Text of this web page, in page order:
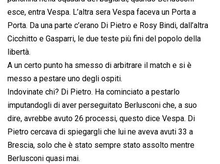
esce, entra Vespa. L’altra sera Vespa faceva un Porta a
Porta. Da una parte c’erano Di Pietro e Rosy Bindi, dall’altra
Cicchitto e Gasparri, le due teste più fini del popolo della
libertà.
A un certo punto ha smesso di arbitrare il match e si è
messo a pestare uno degli ospiti.
Indovinate chi? Di Pietro. Ha cominciato a pestarlo
imputandogli di aver perseguitato Berlusconi che, a suo
dire, avrebbe avuto 26 processi, questo dice Vespa. Di
Pietro cercava di spiegargli che lui ne aveva avuti 33 a
Brescia, solo che è stato sempre stato assolto mentre
Berlusconi quasi mai.